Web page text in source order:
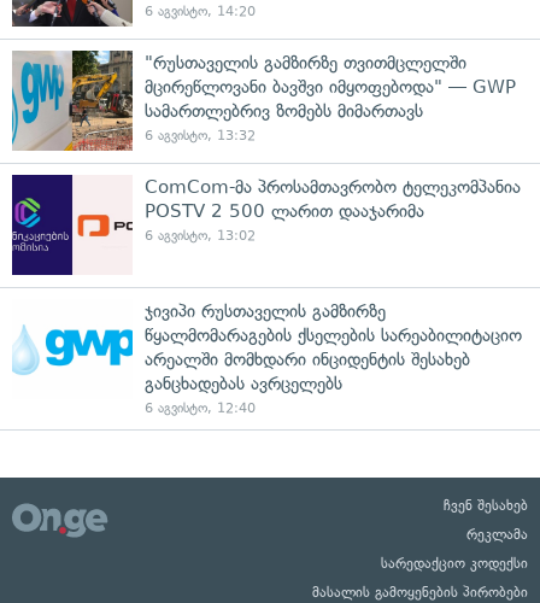
6 აგვისტო, 14:20
"რუსთაველის გამზირზე თვითმცლელში
მცირეწლოვანი ბავშვი იმყოფებოდა" — GWP
სამართლებრივ ზომებს მიმართავს
6 აგვისტო, 13:32
ComCom-მა პროსამთავრობო ტელეკომპანია
POSTV 2 500 ლარით დააჯარიმა
6 აგვისტო, 13:02
ჯივიპი რუსთაველის გამზირზე
წყალმომარაგების ქსელების სარეაბილიტაციო
არეალში მომხდარი ინციდენტის შესახებ
განცხადებას ავრცელებს
6 აგვისტო, 12:40
ჩვენ შესახებ
რეკლამა
სარედაქციო კოდექსი
მასალის გამოყენების პირობები